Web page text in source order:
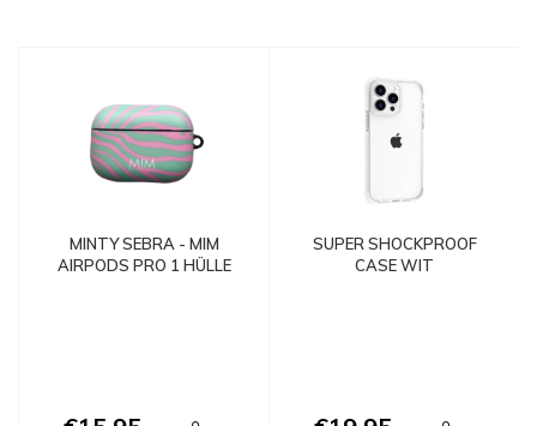
MINTY SEBRA - MIM
AIRPODS PRO 1 HÜLLE
SUPER SHOCKPROOF
CASE WIT